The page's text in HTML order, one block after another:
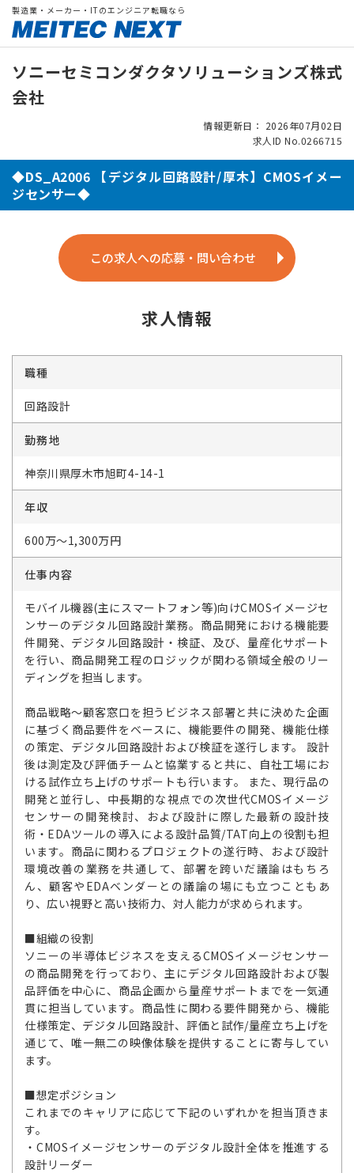
製造業・メーカー・ITのエンジニア転職なら
ソニーセミコンダクタソリューションズ株式
会社
情報更新日： 2026年07月02日
求人ID No.0266715
◆DS_A2006 【デジタル回路設計/厚木】CMOSイメー
ジセンサー◆
この求人への応募・問い合わせ
求人情報
職種
回路設計
勤務地
神奈川県厚木市旭町4-14-1
年収
600万～1,300万円
仕事内容
モバイル機器(主にスマートフォン等)向けCMOSイメージセ
ンサーのデジタル回路設計業務。商品開発における機能要
件開発、デジタル回路設計・検証、及び、量産化サポート
を行い、商品開発工程のロジックが関わる領域全般のリー
ディングを担当します。
商品戦略～顧客窓口を担うビジネス部署と共に決めた企画
に基づく商品要件をベースに、機能要件の開発、機能仕様
の策定、デジタル回路設計および検証を遂行します。 設計
後は測定及び評価チームと協業すると共に、自社工場にお
ける試作立ち上げのサポートも行います。 また、現行品の
開発と並行し、中長期的な視点での次世代CMOSイメージ
センサーの開発検討、および設計に際した最新の設計技
術・EDAツールの導入による設計品質/TAT向上の役割も担
います。商品に関わるプロジェクトの遂行時、および設計
環境改善の業務を共通して、部署を跨いだ議論はもちろ
ん、顧客やEDAベンダーとの議論の場にも立つこともあ
り、広い視野と高い技術力、対人能力が求められます。
■組織の役割
ソニーの半導体ビジネスを支えるCMOSイメージセンサー
の商品開発を行っており、主にデジタル回路設計および製
品評価を中心に、商品企画から量産サポートまでを一気通
貫に担当しています。商品性に関わる要件開発から、機能
仕様策定、デジタル回路設計、評価と試作/量産立ち上げを
通じて、唯一無二の映像体験を提供することに寄与してい
ます。
■想定ポジション
これまでのキャリアに応じて下記のいずれかを担当頂きま
す。
・CMOSイメージセンサーのデジタル設計全体を推進する
設計リーダー